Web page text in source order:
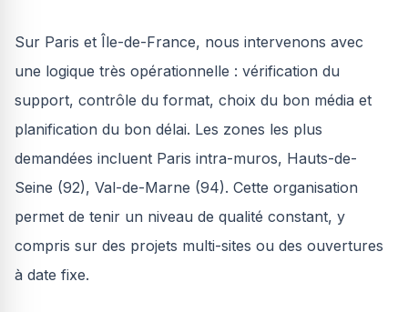
Sur Paris et Île-de-France, nous intervenons avec
une logique très opérationnelle : vérification du
support, contrôle du format, choix du bon média et
planification du bon délai. Les zones les plus
demandées incluent Paris intra-muros, Hauts-de-
Seine (92), Val-de-Marne (94). Cette organisation
permet de tenir un niveau de qualité constant, y
compris sur des projets multi-sites ou des ouvertures
à date fixe.